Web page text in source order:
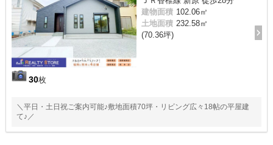
30枚
建物面積 102.06㎡
土地面積 232.58㎡
(70.36坪)
＼平日・土日祝ご案内可能♪敷地面積70坪・リビング広々18帖の平屋建
て♪／